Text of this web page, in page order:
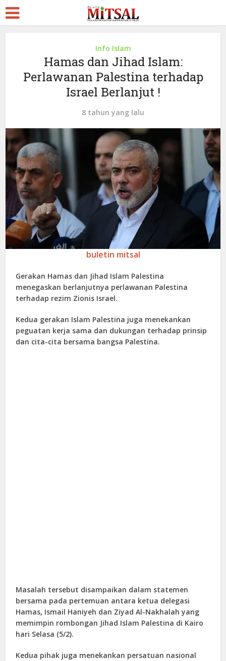
Info Islam
Hamas dan Jihad Islam:
Perlawanan Palestina terhadap
Israel Berlanjut !
8 tahun yang lalu
buletin mitsal
Gerakan Hamas dan Jihad Islam Palestina
menegaskan berlanjutnya perlawanan Palestina
terhadap rezim Zionis Israel.
Kedua gerakan Islam Palestina juga menekankan
peguatan kerja sama dan dukungan terhadap prinsip
dan cita-cita bersama bangsa Palestina.
Masalah tersebut disampaikan dalam statemen
bersama pada pertemuan antara ketua delegasi
Hamas, Ismail Haniyeh dan Ziyad Al-Nakhalah yang
memimpin rombongan Jihad Islam Palestina di Kairo
hari Selasa (5/2).
Kedua pihak juga menekankan persatuan nasional